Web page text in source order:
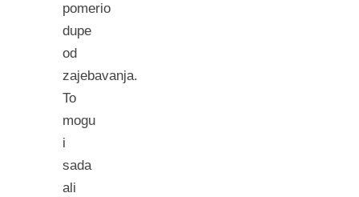
pomerio
dupe
od
zajebavanja.
To
mogu
i
sada
ali